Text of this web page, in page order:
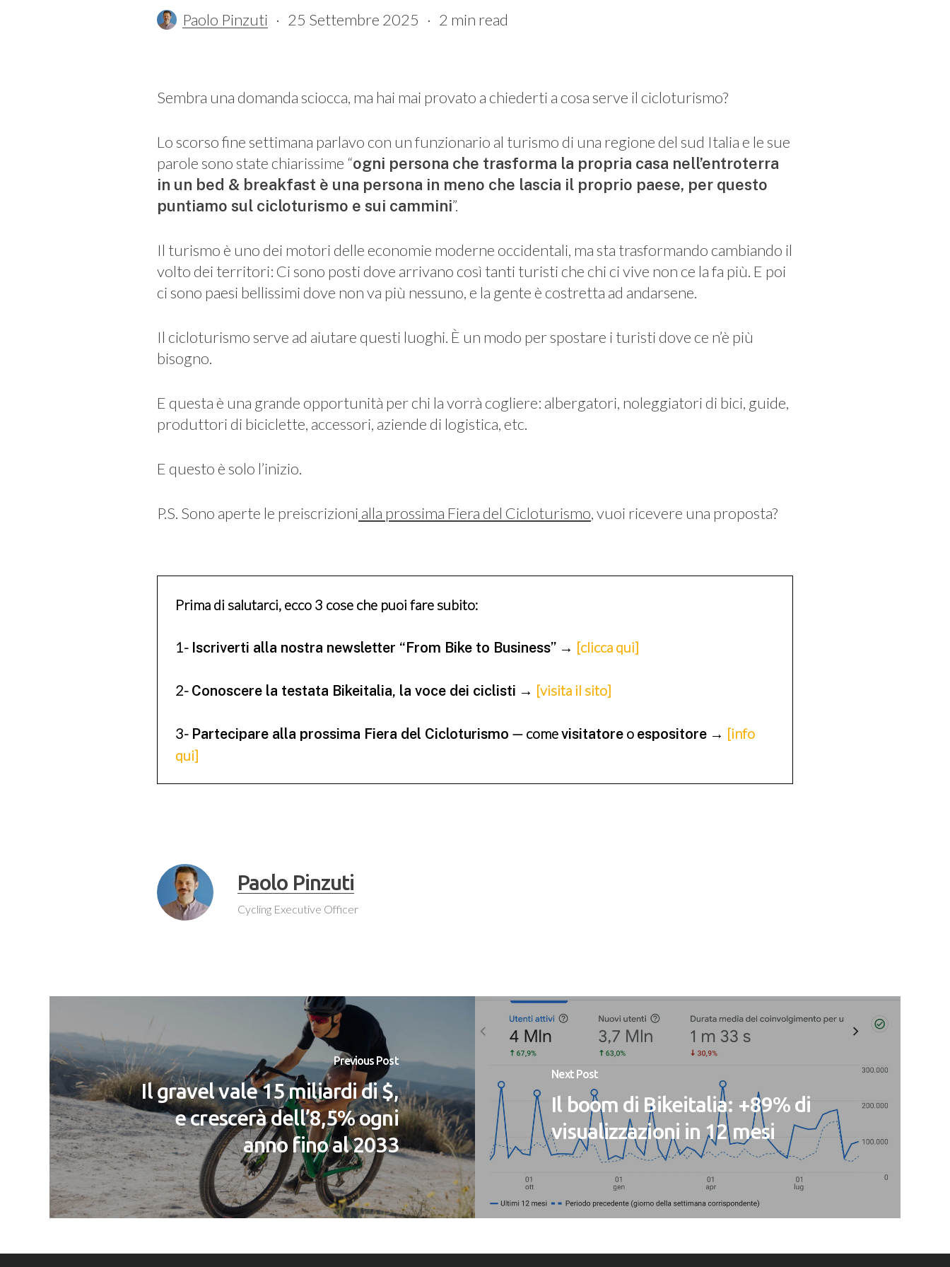
Paolo Pinzuti 25 Settembre 2025 2 min read
Sembra una domanda sciocca, ma hai mai provato a chiederti a cosa serve il cicloturismo?
Lo scorso fine settimana parlavo con un funzionario al turismo di una regione del sud Italia e le sue
parole sono state chiarissime “ogni persona che trasforma la propria casa nell’entroterra
in un bed & breakfast è una persona in meno che lascia il proprio paese, per questo
puntiamo sul cicloturismo e sui cammini”.
Il turismo è uno dei motori delle economie moderne occidentali, ma sta trasformando cambiando il
volto dei territori: Ci sono posti dove arrivano così tanti turisti che chi ci vive non ce la fa più. E poi
ci sono paesi bellissimi dove non va più nessuno, e la gente è costretta ad andarsene.
Il cicloturismo serve ad aiutare questi luoghi. È un modo per spostare i turisti dove ce n’è più
bisogno.
E questa è una grande opportunità per chi la vorrà cogliere: albergatori, noleggiatori di bici, guide,
produttori di biciclette, accessori, aziende di logistica, etc.
E questo è solo l’inizio.
P.S. Sono aperte le preiscrizioni alla prossima Fiera del Cicloturismo, vuoi ricevere una proposta?
Prima di salutarci, ecco 3 cose che puoi fare subito:
1- Iscriverti alla nostra newsletter “From Bike to Business” → [clicca qui]
2- Conoscere la testata Bikeitalia, la voce dei ciclisti → [visita il sito]
3- Partecipare alla prossima Fiera del Cicloturismo — comevisitatore o espositore → [info
qui]
Paolo Pinzuti
Cycling Executive Officer
Previous Post
Il gravel vale 15 miliardi di $,
e crescerà dell’8,5% ogni
anno fino al 2033
Next Post
Il boom di Bikeitalia: +89% di
visualizzazioni in 12 mesi